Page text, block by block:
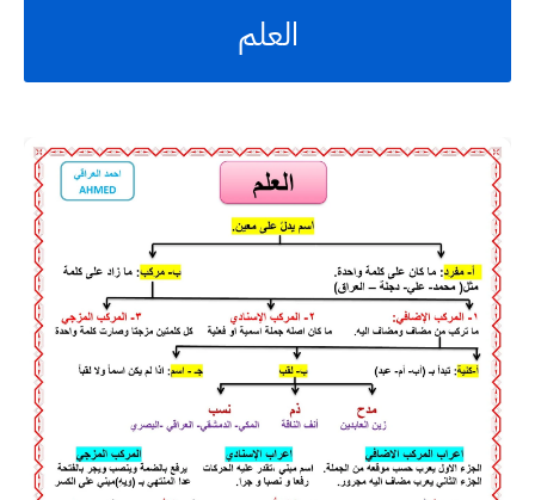
العلم